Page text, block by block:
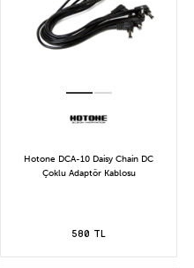
Hotone DCA-10 Daisy Chain DC
Çoklu Adaptör Kablosu
580 TL